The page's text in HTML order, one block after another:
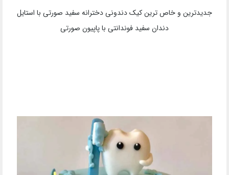
جدیدترین و خاص ترین کیک دندونی دخترانه سفید صورتی با استایل
دندان سفید فوندانتی با پاپیون صورتی